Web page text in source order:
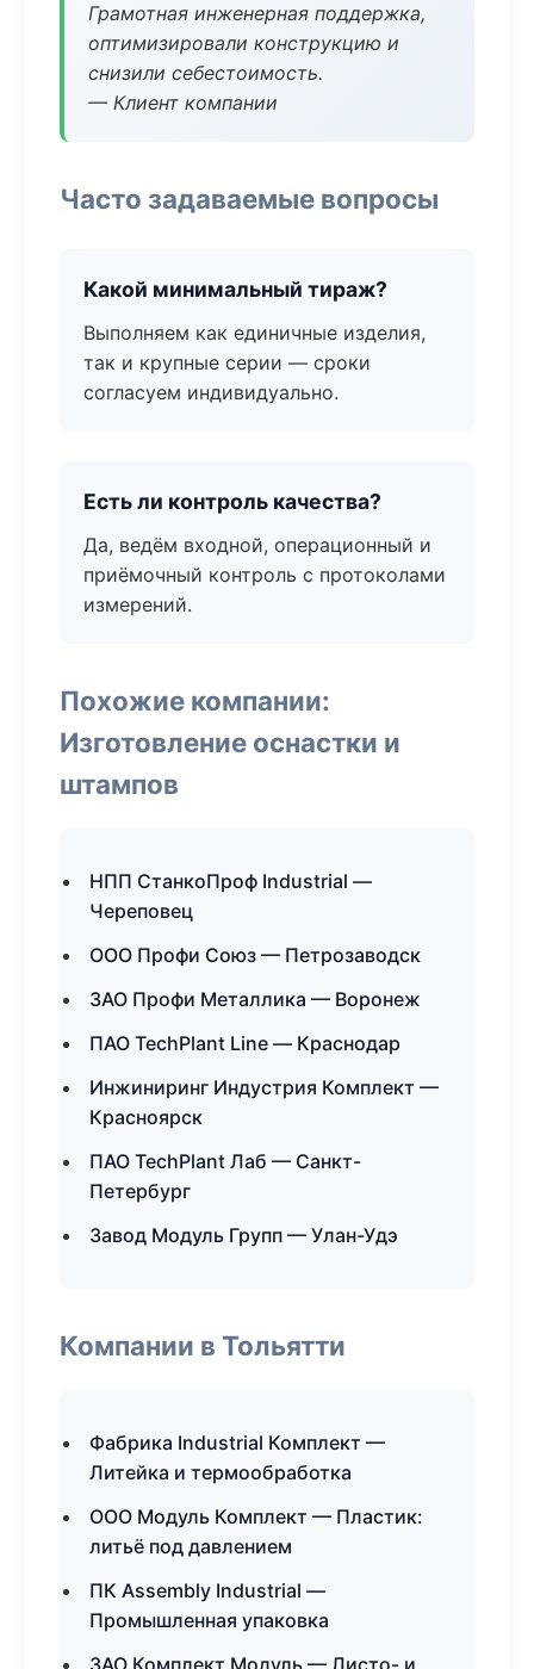
Грамотная инженерная поддержка,
оптимизировали конструкцию и
снизили себестоимость.
— Клиент компании
Часто задаваемые вопросы
Какой минимальный тираж?
Выполняем как единичные изделия,
так и крупные серии — сроки
согласуем индивидуально.
Есть ли контроль качества?
Да, ведём входной, операционный и
приёмочный контроль с протоколами
измерений.
Похожие компании:
Изготовление оснастки и
штампов
НПП СтанкоПроф Industrial —
Череповец
ООО Профи Союз — Петрозаводск
ЗАО Профи Металлика — Воронеж
ПАО TechPlant Line — Краснодар
Инжиниринг Индустрия Комплект —
Красноярск
ПАО TechPlant Лаб — Санкт-
Петербург
Завод Модуль Групп — Улан-Удэ
Компании в Тольятти
Фабрика Industrial Комплект —
Литейка и термообработка
ООО Модуль Комплект — Пластик:
литьё под давлением
ПК Assembly Industrial —
Промышленная упаковка
ЗАО Комплект Модуль — Листо- и